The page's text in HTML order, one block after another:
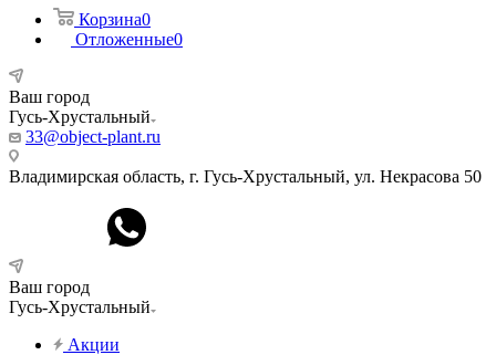
Корзина0
Отложенные0
Ваш город
Гусь-Хрустальный
33@object-plant.ru
Владимирская область, г. Гусь-Хрустальный, ул. Некрасова 50
Ваш город
Гусь-Хрустальный
Акции